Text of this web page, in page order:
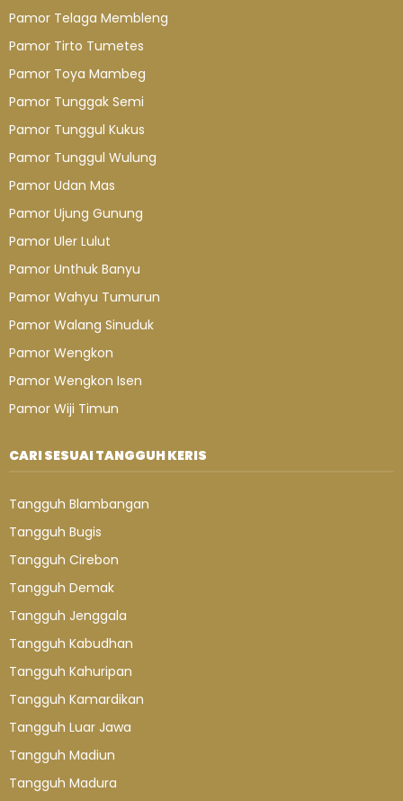
Pamor Telaga Membleng
Pamor Tirto Tumetes
Pamor Toya Mambeg
Pamor Tunggak Semi
Pamor Tunggul Kukus
Pamor Tunggul Wulung
Pamor Udan Mas
Pamor Ujung Gunung
Pamor Uler Lulut
Pamor Unthuk Banyu
Pamor Wahyu Tumurun
Pamor Walang Sinuduk
Pamor Wengkon
Pamor Wengkon Isen
Pamor Wiji Timun
CARI SESUAI TANGGUH KERIS
Tangguh Blambangan
Tangguh Bugis
Tangguh Cirebon
Tangguh Demak
Tangguh Jenggala
Tangguh Kabudhan
Tangguh Kahuripan
Tangguh Kamardikan
Tangguh Luar Jawa
Tangguh Madiun
Tangguh Madura